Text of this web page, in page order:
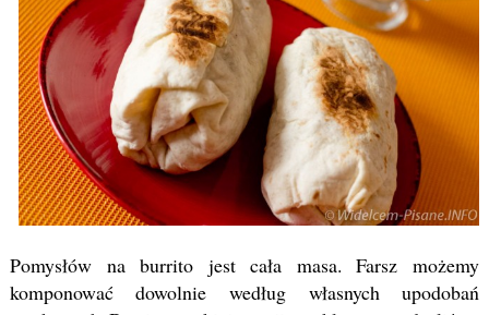
Pomysłów na burrito jest cała masa. Farsz możemy
komponować dowolnie według własnych upodobań